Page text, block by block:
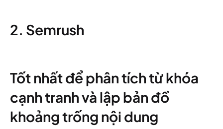
2. Semrush
Tốt nhất để phân tích từ khóa
cạnh tranh và lập bản đồ
khoảng trống nội dung